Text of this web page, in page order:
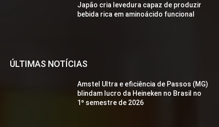
Japão cria levedura capaz de produzir
bebida rica em aminoácido funcional
ÚLTIMAS NOTÍCIAS
Amstel Ultra e eficiência de Passos (MG)
blindam lucro da Heineken no Brasil no
1º semestre de 2026